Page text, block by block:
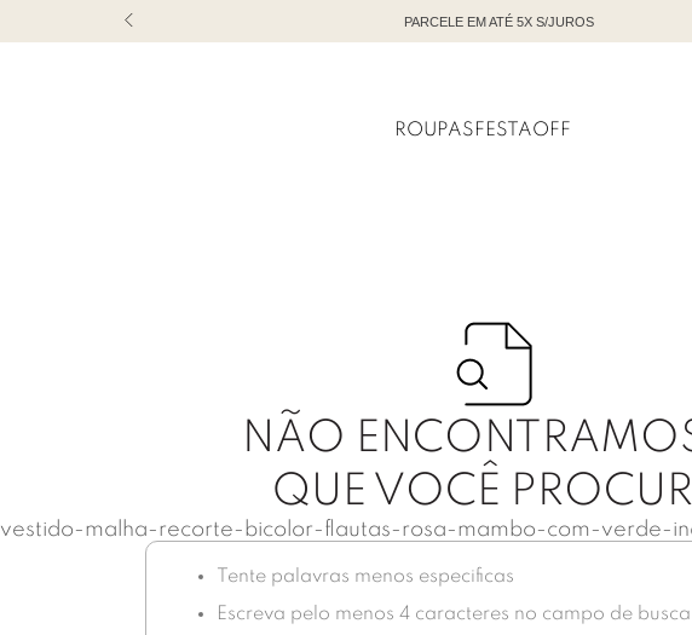
PARCELE EM ATÉ 5X S/JUROS
ROUPASFESTAOFF
NÃO
QUE VOCÊ
vestido-malha-recorte-bicolor-flautas-rosa-mambo-com-verde-
Tente palavras menos especificas
Escreva pelo menos 4 caracteres no campo de busca